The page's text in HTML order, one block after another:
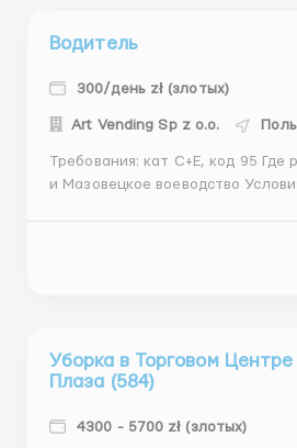
Водитель
300/день zł (злотых)
Art Vending Sp z o.o.
Требования: кат С+Е, код 95 Где работать? Варшава
и Мазовецкое воеводство Условия работы:
Уборка в Торговом
Плаза (584)
4300 - 5700 zł (злотых)